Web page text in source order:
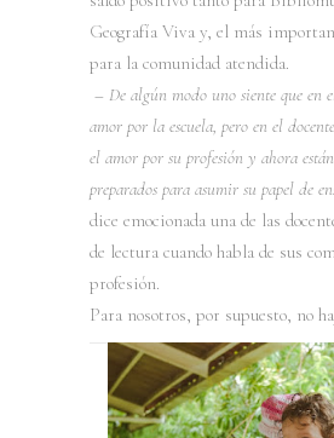
Geografía Viva y, el más
para la comunidad atendida.
– De algún modo uno siente que en
amor por la escuela, pero en el
el amor por su profesión y ahora
preparados para asumir su papel de
dice emocionada una de las
de lectura cuando habla de sus
profesión.
Para nosotros, por supuesto, no